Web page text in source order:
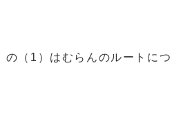
の（1）はむらんのルートに